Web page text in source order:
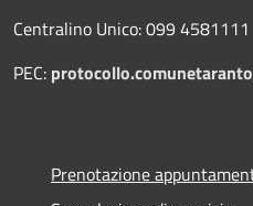
Centralino Unico: 099 4581111
PEC:
Prenotazione